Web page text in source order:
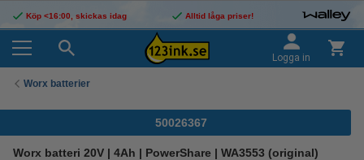
Köp <16:00, skickas idag Alltid låga priser!
Logga in
Worx batterier
50026367
Worx batteri 20V | 4Ah | PowerShare | WA3553 (original)